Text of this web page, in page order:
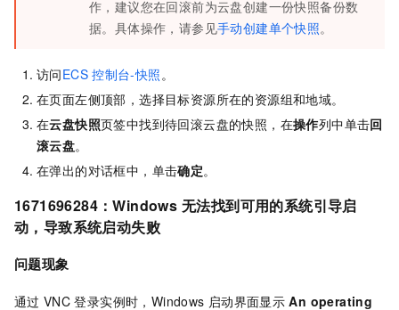
作，建议您在回滚前为云盘创建一份快照备份数
据。具体操作，请参见手动创建单个快照。
访问ECS 控制台-快照 。
在页面左侧顶部，选择目标资源所在的资源组和地域。
在云盘快照页签中找到待回滚云盘的快照，在操作列中单击回
滚云盘。
在弹出的对话框中，单击确定。
1671696284 ：Windows 无法找到可用的系统引导启
动，导致系统启动失败
问题现象
通过 VNC 登录实例时，Windows 启动界面显示 An operating